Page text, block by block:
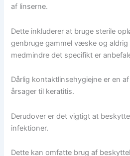
af linserne.
Dette inkluderer at bruge sterile
genbruge gammel væske og aldrig
medmindre det specifikt er
Dårlig kontaktlinsehygiejne er en
årsager til keratitis.
Derudover er det vigtigt at
infektioner.
Dette kan omfatte brug af